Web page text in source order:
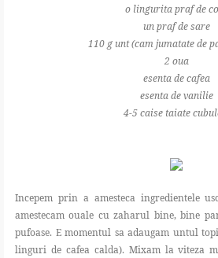
o lingurita praf de
un praf de sare
110 g unt (cam jumatate de
2 oua
esenta de cafea
esenta de vanilie
4-5 caise taiate
Incepem prin a amesteca ingredientele
amestecam ouale cu zaharul bine, bine
pufoase. E momentul sa adaugam untul
linguri de cafea calda). Mixam la viteza